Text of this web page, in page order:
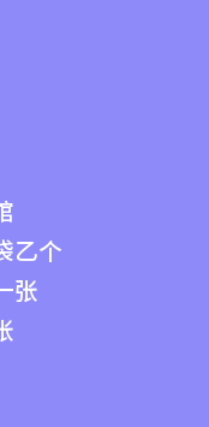
乙个
张